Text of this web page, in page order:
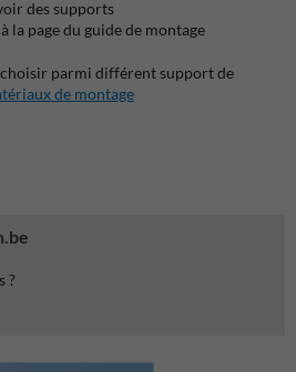
?
des supports
la page du guide de montage
choisir parmi différent support de
de montage